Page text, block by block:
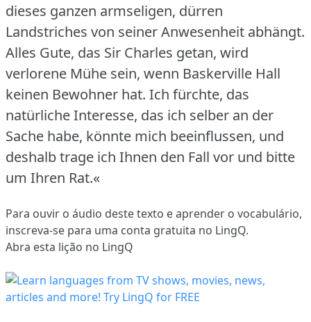
dieses ganzen armseligen, dürren
Landstriches von seiner Anwesenheit abhängt.
Alles Gute, das Sir Charles getan, wird
verlorene Mühe sein, wenn Baskerville Hall
keinen Bewohner hat. Ich fürchte, das
natürliche Interesse, das ich selber an der
Sache habe, könnte mich beeinflussen, und
deshalb trage ich Ihnen den Fall vor und bitte
um Ihren Rat.«
Para ouvir o áudio deste texto e aprender o vocabulário,
inscreva-se para uma conta gratuita no LingQ.
Abra esta lição no LingQ